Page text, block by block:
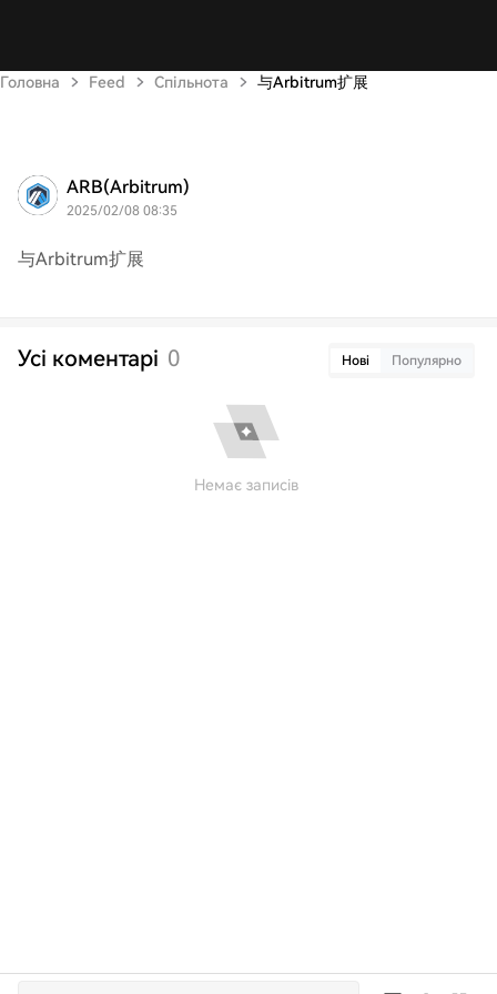
Головна Feed Спільнота 与Arbitrum扩展
ARB(Arbitrum)
2025/02/08 08:35
与Arbitrum扩展
Усі коментарі 0 Нові Популярно
Немає записів